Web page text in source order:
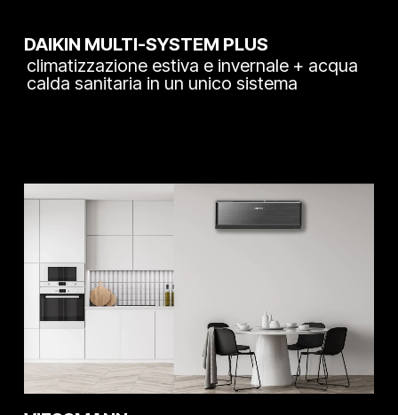
DAIKIN MULTI-SYSTEM PLUS
climatizzazione estiva e invernale + acqua
calda sanitaria in un unico sistema